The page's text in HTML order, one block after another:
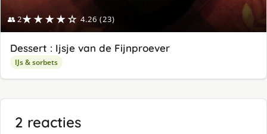
👥 2★★★★☆ 4.26 (23)
Dessert : Ijsje van de Fijnproever
IJs & sorbets
2 reacties